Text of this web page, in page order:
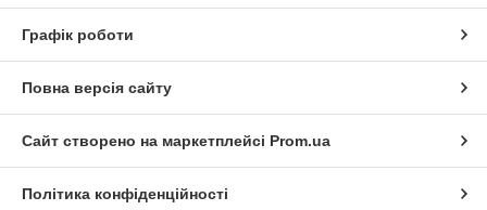
Графік роботи
Повна версія сайту
Сайт створено на маркетплейсі Prom.ua
Політика конфіденційності